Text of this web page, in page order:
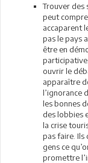
Trouver des
peut
accaparent
pas le pays
être en
ouvrir le
apparaître
l’ignorance
les bonnes
des lobbies
la crise
pas faire. Ils
gens ce
promettre